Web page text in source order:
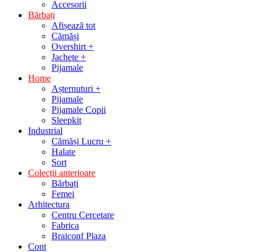
Accesorii
Bărbați
Afișează tot
Cămăși
Overshirt +
Jachete +
Pijamale
Home
Așternuturi +
Pijamale
Pijamale Copii
Sleepkit
Industrial
Cămăși Lucru +
Halate
Sort
Colecții anterioare
Bărbați
Femei
Arhitectura
Centru Cercetare
Fabrica
Braiconf Plaza
Cont